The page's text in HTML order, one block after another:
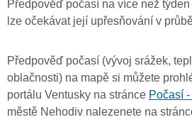
Předpověď počasí na více než
lze očekávat její upřesňování v
Předpověď počasí (vývoj srážek,
oblačnosti) na mapě si můžete
portálu Ventusky na stránce Počasí
městě Nehodiv nalezenete na